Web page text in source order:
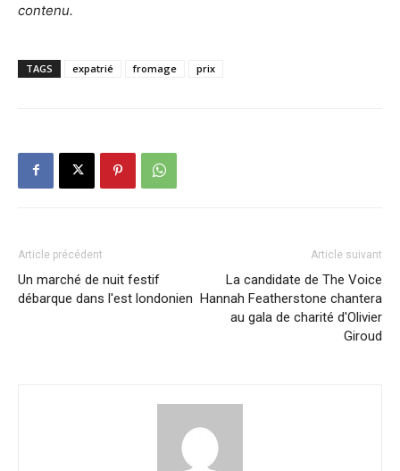
contenu.
TAGS expatrié fromage prix
Article précédent
Un marché de nuit festif
débarque dans l'est londonien
Article suivant
La candidate de The Voice
Hannah Featherstone chantera
au gala de charité d'Olivier
Giroud